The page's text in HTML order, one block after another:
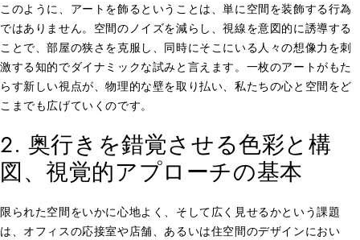
このように、アートを飾るということは、単に空間を装飾する行為
ではありません。空間のノイズを減らし、視線を意図的に誘導する
ことで、部屋の狭さを克服し、同時にそこにいる人々の想像力を刺
激する知的でダイナミックな試みと言えます。一枚のアートがもた
らす新しい視点が、物理的な壁を取り払い、私たちの心と空間をど
こまでも広げていくのです。
2. 奥行きを錯覚させる色彩と構
図、視覚的アプローチの基本
限られた空間をいかに心地よく、そして広く見せるかという課題
は、オフィスの応接室や店舗、あるいは住空間のデザインにおい